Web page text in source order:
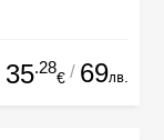
35.28
€ / 69лв.